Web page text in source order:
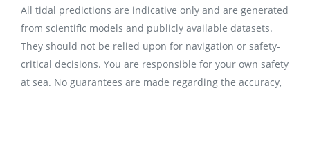
All tidal predictions are indicative only and are generated
from scientific models and publicly available datasets.
They should not be relied upon for navigation or safety-
critical decisions. You are responsible for your own safety
at sea. No guarantees are made regarding the accuracy,